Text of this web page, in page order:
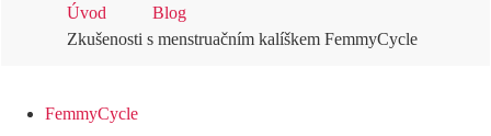
Úvod
Blog
Zkušenosti s menstruačním kalíškem FemmyCycle
FemmyCycle